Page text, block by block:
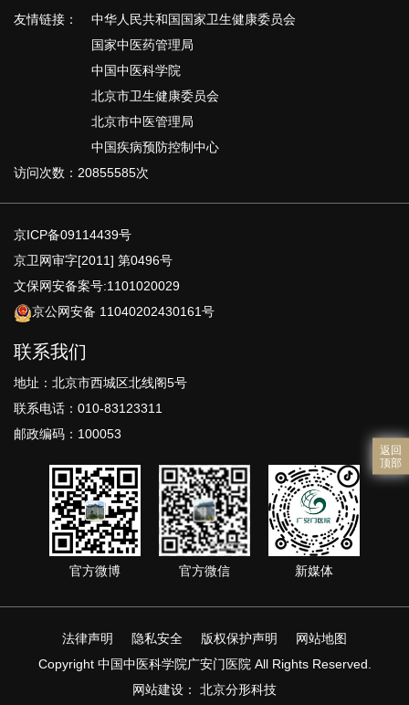
返回
顶部
友情链接：
中华人民共和国国家卫生健康委员会
国家中医药管理局
中国中医科学院
北京市卫生健康委员会
北京市中医管理局
中国疾病预防控制中心
访问次数：20855585次
京ICP备09114439号
京卫网审字[2011] 第0496号
文保网安备案号:1101020029
京公网安备 11040202430161号
联系我们
地址：北京市西城区北线阁5号
联系电话：010-83123311
邮政编码：100053
官方微博 官方微信 新媒体
法律声明 隐私安全 版权保护声明
网站地图
Copyright 中国中医科学院广安门医院 All Rights Reserved.
网站建设 ： 北京分形科技